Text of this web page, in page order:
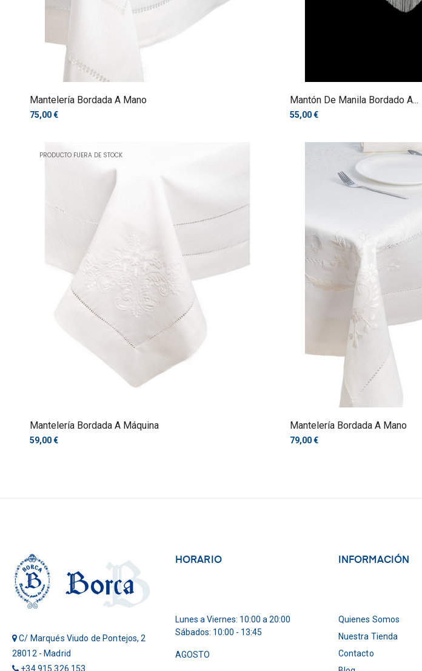
Mantelería Bordada A Mano
75,00 €
Mantón De Manila Bordado A...
55,00 €
PRODUCTO FUERA DE STOCK
Mantelería Bordada A Máquina
59,00 €
Mantelería Bordada A Mano
79,00 €
C/ Marqués Viudo de Pontejos, 2
28012 - Madrid
+34 915 326 153
HORARIO
Lunes a Viernes: 10:00 a 20:00
Sábados: 10:00 - 13:45
AGOSTO
INFORMACIÓN
Quienes Somos
Nuestra Tienda
Contacto